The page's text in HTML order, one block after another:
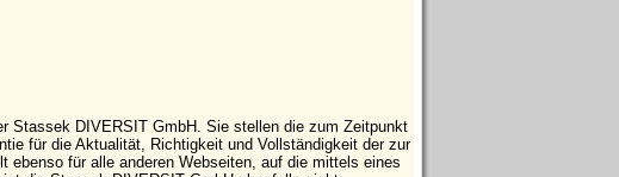
Stassek DIVERSIT GmbH. Sie stellen die zum Zeitpunkt
für die Aktualität, Richtigkeit und Vollständigkeit der zur
für alle anderen Webseiten, auf die mittels eines